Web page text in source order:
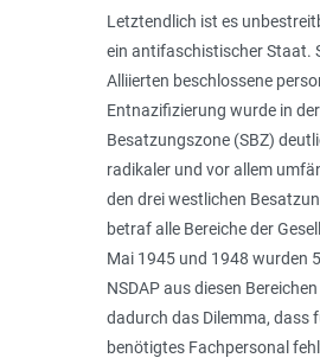
Letztendlich ist es
ein antifaschistischer Staat.
Alliierten beschlossene
Entnazifizierung wurde in
Besatzungszone (SBZ)
radikaler und vor allem
den drei westlichen
betraf alle Bereiche der
Mai 1945 und 1948 wurden
NSDAP aus diesen
dadurch das Dilemma, dass
benötigtes Fachpersonal